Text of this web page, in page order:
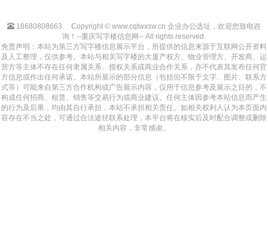
18680808663
Copyright © www.cqtwxsw.cn 企业办公选址，欢迎您致电咨
询！--重庆写字楼信息网-- All rights reserved.
免责声明：本站为第三方写字楼信息展示平台，所提供的信息来源于互联网公开资料
及人工整理，仅供参考。本站与相关写字楼的大厦产权方、物业管理方、开发商、运
营方等主体不存在任何隶属关系、授权关系或商业合作关系，亦不代表其发布任何官
方信息或作出任何承诺。本站所展示的部分信息（包括但不限于文字、图片、联系方
式等）可能来自第三方合作机构或广告展示内容，仅用于信息参考及展示之目的，不
构成任何招商、租赁、销售等交易行为或商业建议。任何主体因参考本站信息而产生
的行为及后果，均由其自行承担，本站不承担相关责任。如相关权利人认为本页面内
容存在不当之处，可通过合法途径联系处理，本平台将在核实后及时配合调整或删除
相关内容，非常感谢。